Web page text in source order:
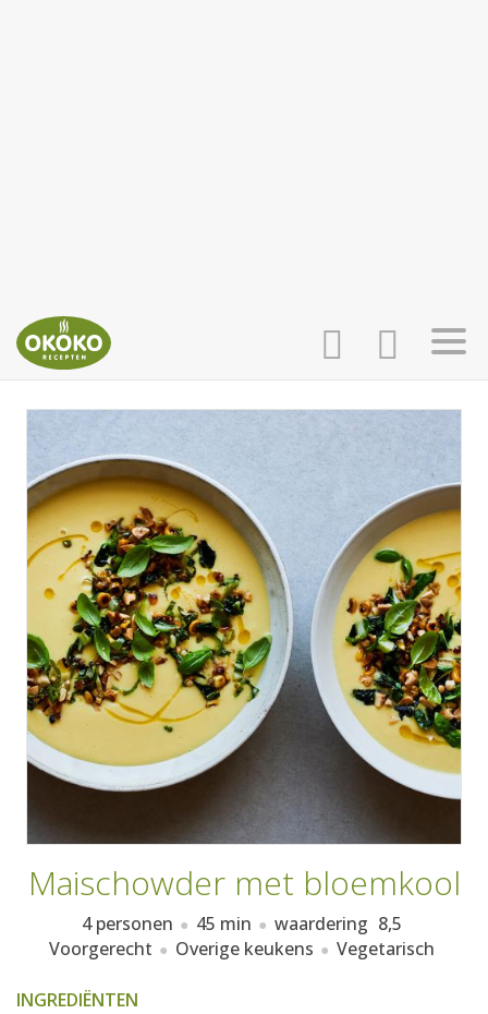
INLOGGEN
AANMELDEN
RECEPTEN
WEEKMENU'S
KOOKBOEKEN
Maischowder met bloemkool
4 personen 45 min waardering 8,5
Voorgerecht
Overige keukens Vegetarisch
INGREDIËNTEN